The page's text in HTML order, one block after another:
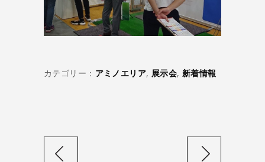
カテゴリー： アミノエリア, 展示会,新着情報